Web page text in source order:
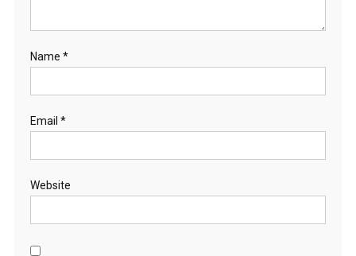
Name *
Email *
Website